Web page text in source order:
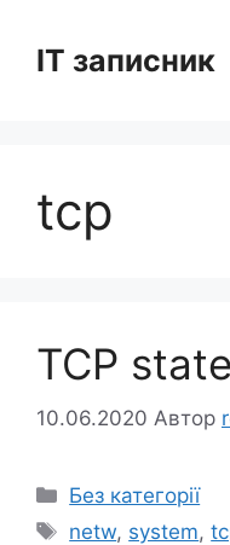
вмістуIT записник
tcp
TCP
10.06.2020 Автор
Категорії
Без категорії
Позначки
netw, system,